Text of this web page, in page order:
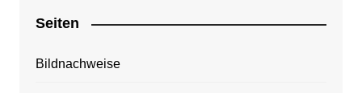
Seiten
Bildnachweise